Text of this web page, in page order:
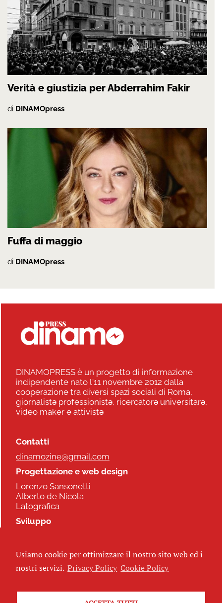
Verità e giustizia per Abderrahim Fakir
di DINAMOpress
Fuffa di maggio
di DINAMOpress
DINAMOPRESS è un progetto di informazione
indipendente nato l'11 novembre 2012 dalla
cooperazione tra diversi spazi sociali di Roma,
giornalistə professionistə, ricercatorə universitarə,
video maker e attivistə
Contatti
dinamozine@gmail.com
Progettazione e web design
Lorenzo Sansonetti
Alberto de Nicola
Latografica
Sviluppo
Seguici
Usiamo cookie per ottimizzare il nostro sito web ed i
nostri servizi. Privacy Policy Cookie Policy